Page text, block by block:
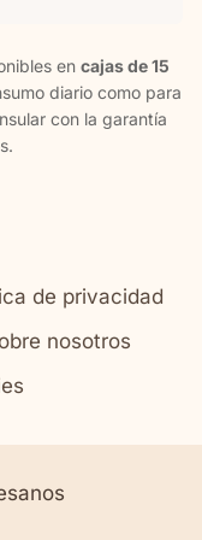
en cajas de 15
diario como para
con la garantía
de privacidad
nosotros